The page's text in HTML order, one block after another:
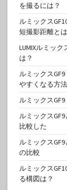
を撮るには？
ルミックス
短撮影距離とは
LUMIXルミッ
は？
ルミックス
やすくなる方
ルミックス
ルミックス
比較した
ルミックス
の比較
ルミックス
る構図は？